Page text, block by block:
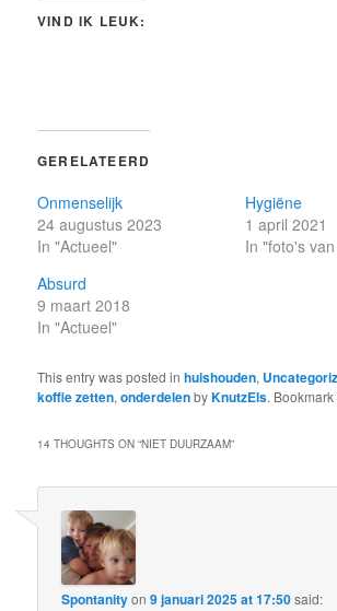
VIND IK LEUK:
GERELATEERD
Onmenselijk
24 augustus 2023
In "Actueel"
Hygiëne
1 april 2021
In "foto's
Absurd
9 maart 2018
In "Actueel"
This entry was posted inhuishouden,
koffie zetten,onderdelenbyKnutzEls.
14 THOUGHTS ON “NIET DUURZAAM”
Spontanityon9 januari 2025 at 17:50said: